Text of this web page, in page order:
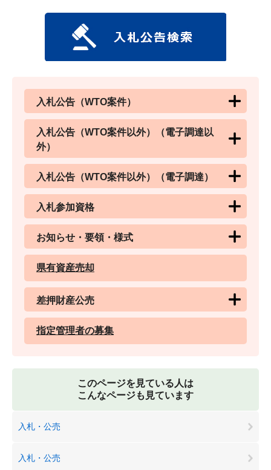
入札公告（WTO案件）
入札公告（WTO案件以外）（電子調達以
外）
入札公告（WTO案件以外）（電子調達）
入札参加資格
お知らせ・要領・様式
県有資産売却
差押財産公売
指定管理者の募集
このページを見ている人は
こんなページも見ています
入札・公売
入札・公売